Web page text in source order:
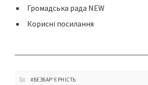
Громадська рада NEW
Корисні посилання
#БЕЗБАР'ЄРНІСТЬ